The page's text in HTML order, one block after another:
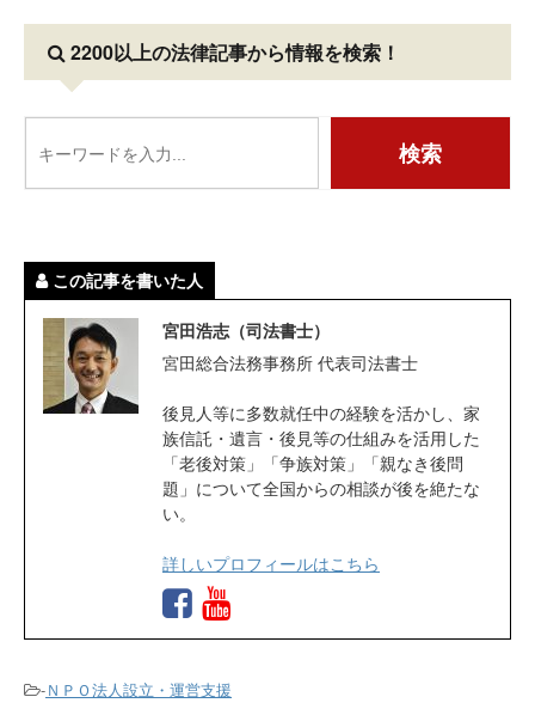
2200以上の法律記事から情報を検索！
この記事を書いた人
宮田浩志（司法書士）
宮田総合法務事務所 代表司法書士
後見人等に多数就任中の経験を活かし、家
族信託・遺言・後見等の仕組みを活用した
「老後対策」「争族対策」「親なき後問
題」について全国からの相談が後を絶たな
い。
詳しいプロフィールはこちら
-ＮＰＯ法人設立・運営支援